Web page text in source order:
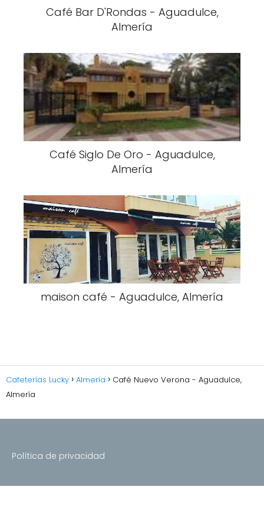
Café Bar D'Rondas - Aguadulce,
Almería
Café Siglo De Oro - Aguadulce,
Almería
maison café - Aguadulce, Almería
Cafeterías Lucky Almería
Café Nuevo Verona - Aguadulce,
Almería
Política de privacidad